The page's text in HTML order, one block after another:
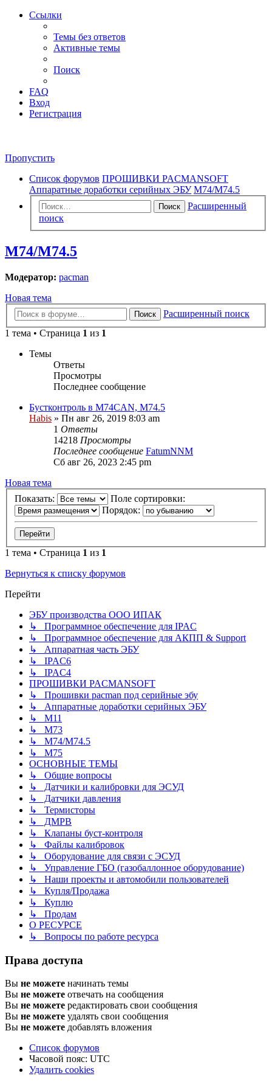
Ссылки
Темы без ответов
Активные темы
Поиск
FAQ
Вход
Регистрация
Пропустить
Список форумов ПРОШИВКИ PACMANSOFT
Аппаратные доработки серийных ЭБУ М74/М74.5
Поиск
Расширенный
поиск
М74/М74.5
Модератор: pacman
Новая тема
Поиск
Расширенный поиск
1 тема • Страница 1 из 1
Темы
Ответы
Просмотры
Последнее сообщение
Бустконтроль в M74CAN, М74.5
Habis » Пн авг 26, 2019 8:03 am
1 Ответы
14218 Просмотры
Последнее сообщение FatumNNM
Сб авг 26, 2023 2:45 pm
Новая тема
Показать:
Поле сортировки:
Порядок:
1 тема • Страница 1 из 1
Вернуться к списку форумов
Перейти
ЭБУ производства ООО ИПАК
↳ Программное обеспечение для IPAC
↳ Программное обеспечение для АКПП & Support
↳ Аппаратная часть ЭБУ
↳ IPAC6
↳ IPAC4
ПРОШИВКИ PACMANSOFT
↳ Прошивки pacman под серийные эбу
↳ Аппаратные доработки серийных ЭБУ
↳ M11
↳ М73
↳ М74/М74.5
↳ M75
ОСНОВНЫЕ ТЕМЫ
↳ Общие вопросы
↳ Датчики и калибровки для ЭСУД
↳ Датчики давления
↳ Термисторы
↳ ДМРВ
↳ Клапаны буст-контроля
↳ Файлы калибровок
↳ Оборудование для связи с ЭСУД
↳ Управление ГБО (газобаллонное оборудование)
↳ Наши проекты и автомобили пользователей
↳ Купля/Продажа
↳ Куплю
↳ Продам
О РЕСУРСЕ
↳ Вопросы по работе ресурса
Права доступа
Вы не можете начинать темы
Вы не можете отвечать на сообщения
Вы не можете редактировать свои сообщения
Вы не можете удалять свои сообщения
Вы не можете добавлять вложения
Список форумов
Часовой пояс: UTC
Удалить cookies